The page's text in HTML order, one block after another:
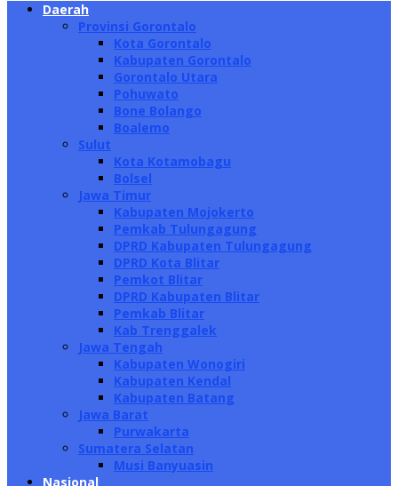
Daerah
Provinsi Gorontalo
Kota Gorontalo
Kabupaten Gorontalo
Gorontalo Utara
Pohuwato
Bone Bolango
Boalemo
Sulut
Kota Kotamobagu
Bolsel
Jawa Timur
Kabupaten Mojokerto
Pemkab Tulungagung
DPRD Kabupaten Tulungagung
DPRD Kota Blitar
Pemkot Blitar
DPRD Kabupaten Blitar
Pemkab Blitar
Kab Trenggalek
Jawa Tengah
Kabupaten Wonogiri
Kabupaten Kendal
Kabupaten Batang
Jawa Barat
Purwakarta
Sumatera Selatan
Musi Banyuasin
Nasional